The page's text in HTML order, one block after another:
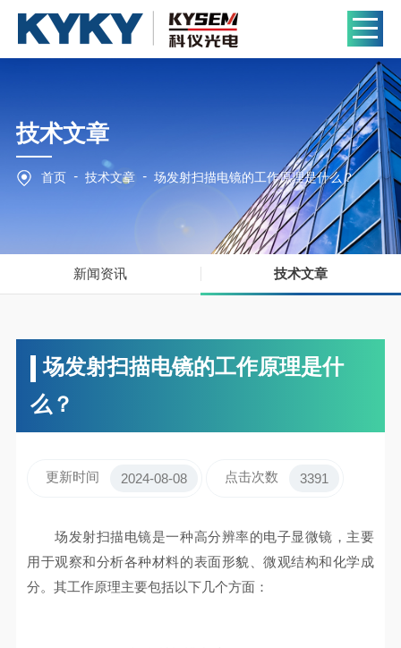
技术文章
首页 - 技术文章 - 场发射扫描电镜的工作原理是什么？
新闻资讯 技术文章
场发射扫描电镜的工作原理是什
么？
更新时间 2024-08-08 点击次数 3391
场发射扫描电镜是一种高分辨率的电子显微镜，主要
用于观察和分析各种材料的表面形貌、微观结构和化学成
分。其工作原理主要包括以下几个方面：